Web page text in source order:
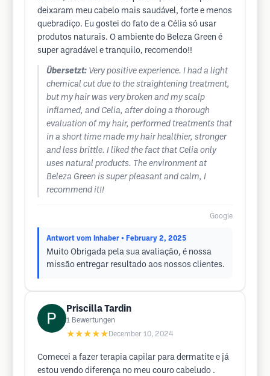
deixaram meu cabelo mais saudável, forte e menos
quebradiço. Eu gostei do fato de a Célia só usar
produtos naturais. O ambiente do Beleza Green é
super agradável e tranquilo, recomendo!!
Übersetzt: Very positive experience. I had a light
chemical cut due to the straightening treatment,
but my hair was very broken and my scalp
inflamed, and Celia, after doing a thorough
evaluation of my hair, performed treatments that
in a short time made my hair healthier, stronger
and less brittle. I liked the fact that Celia only
uses natural products. The environment at
Beleza Green is super pleasant and calm, I
recommend it!!
Google
Antwort vom Inhaber • February 2, 2025
Muito Obrigada pela sua avaliação, é nossa
missão entregar resultado aos nossos clientes.
Priscilla Tardin
1 Bewertungen
★★★★★ December 10, 2024
Comecei a fazer terapia capilar para dermatite e já
estou vendo diferença no meu couro cabeludo .